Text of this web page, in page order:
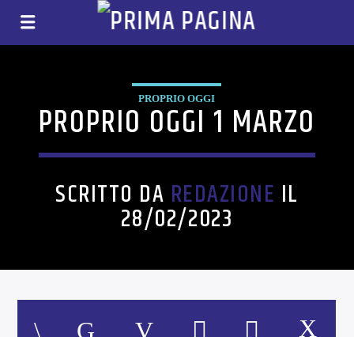
PROPRIO OGGI
PROPRIO OGGI 1 MARZO
SCRITTO DA REDAZIONE IL
28/02/2023